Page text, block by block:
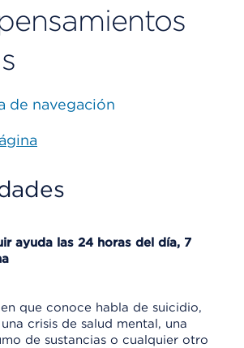
de navegación
ayuda las 24 horas del día, 7
que conoce habla de suicidio,
crisis de salud mental, una
de sustancias o cualquier otro